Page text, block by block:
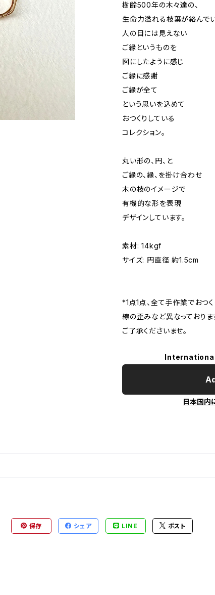
樹齢500年の木々達の、
生命力溢れる枝葉が絡んで
人の目には見えない
ご縁というものを
図にしたように感じ
ご縁に感謝
ご縁が全て
という思いを込めて
おつくりしている
コレクション。
丸い形の、円、と
ご縁の、縁、を掛け合わせ
木の枝のイメージで
有機的な形を表現
デザインしています。
素材: 14kgf
サイズ: 円直径 約1.5cm
*1点1点、全て手作業でおつく
線の歪みなど異なっておりま
ご了承くださいませ。
日本国内
保存 シェア LINE ポスト